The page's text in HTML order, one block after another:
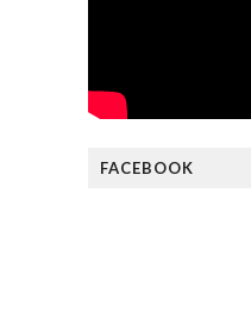
FACEBOOK